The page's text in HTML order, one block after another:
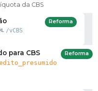
da CBS
/vCBS
Reforma
para CBS Reforma